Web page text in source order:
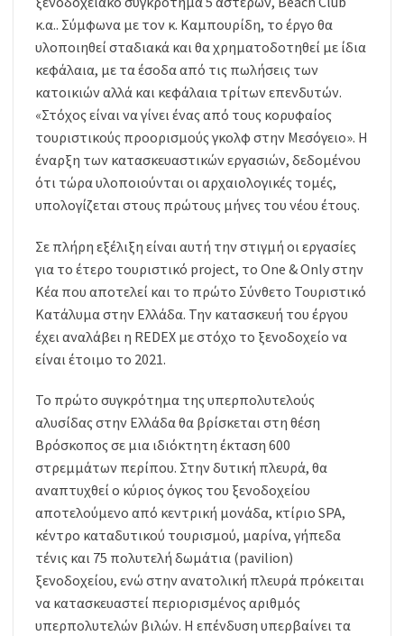
κ.α.. Σύμφωνα με τον κ. Καμπουρίδη, το έργο θα
υλοποιηθεί σταδιακά και θα χρηματοδοτηθεί με ίδια
κεφάλαια, με τα έσοδα από τις πωλήσεις των
κατοικιών αλλά και κεφάλαια τρίτων επενδυτών.
«Στόχος είναι να γίνει ένας από τους κορυφαίος
τουριστικούς προορισμούς γκολφ στην Μεσόγειο». Η
έναρξη των κατασκευαστικών εργασιών, δεδομένου
ότι τώρα υλοποιούνται οι αρχαιολογικές τομές,
υπολογίζεται στους πρώτους μήνες του νέου έτους.
Σε πλήρη εξέλιξη είναι αυτή την στιγμή οι εργασίες
για το έτερο τουριστικό project, το One & Only στην
Κέα που αποτελεί και το πρώτο Σύνθετο Τουριστικό
Κατάλυμα στην Ελλάδα. Την κατασκευή του έργου
έχει αναλάβει η REDEX με στόχο το ξενοδοχείο να
είναι έτοιμο το 2021.
Το πρώτο συγκρότημα της υπερπολυτελούς
αλυσίδας στην Ελλάδα θα βρίσκεται στη θέση
Βρόσκοπος σε μια ιδιόκτητη έκταση 600
στρεμμάτων περίπου. Στην δυτική πλευρά, θα
αναπτυχθεί ο κύριος όγκος του ξενοδοχείου
αποτελούμενο από κεντρική μονάδα, κτίριο SPA,
κέντρο καταδυτικού τουρισμού, μαρίνα, γήπεδα
τένις και 75 πολυτελή δωμάτια (pavilion)
ξενοδοχείου, ενώ στην ανατολική πλευρά πρόκειται
να κατασκευαστεί περιορισμένος αριθμός
υπερπολυτελών βιλών. Η επένδυση υπερβαίνει τα